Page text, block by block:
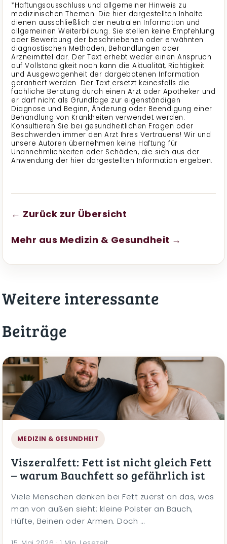
*Haftungsausschluss und allgemeiner Hinweis zu
medizinischen Themen: Die hier dargestellten Inhalte
dienen ausschließlich der neutralen Information und
allgemeinen Weiterbildung. Sie stellen keine Empfehlung
oder Bewerbung der beschriebenen oder erwähnten
diagnostischen Methoden, Behandlungen oder
Arzneimittel dar. Der Text erhebt weder einen Anspruch
auf Vollständigkeit noch kann die Aktualität, Richtigkeit
und Ausgewogenheit der dargebotenen Information
garantiert werden. Der Text ersetzt keinesfalls die
fachliche Beratung durch einen Arzt oder Apotheker und
er darf nicht als Grundlage zur eigenständigen
Diagnose und Beginn, Änderung oder Beendigung einer
Behandlung von Krankheiten verwendet werden.
Konsultieren Sie bei gesundheitlichen Fragen oder
Beschwerden immer den Arzt Ihres Vertrauens! Wir und
unsere Autoren übernehmen keine Haftung für
Unannehmlichkeiten oder Schäden, die sich aus der
Anwendung der hier dargestellten Information ergeben.
← Zurück zur Übersicht
Mehr aus Medizin & Gesundheit →
Weitere interessante
Beiträge
MEDIZIN & GESUNDHEIT
Viszeralfett: Fett ist nicht gleich Fett
– warum Bauchfett so gefährlich ist
Viele Menschen denken bei Fett zuerst an das, was
man von außen sieht: kleine Polster an Bauch,
Hüfte, Beinen oder Armen. Doch …